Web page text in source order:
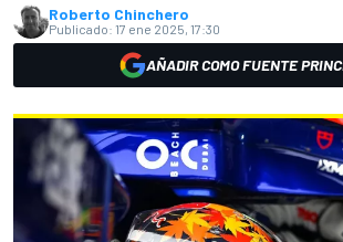
Roberto Chinchero
Publicado: 17 ene 2025, 17:30
AÑADIR COMO FUENTE